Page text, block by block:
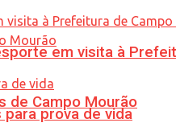
de Campo Mourão
em visita à
prova de vida